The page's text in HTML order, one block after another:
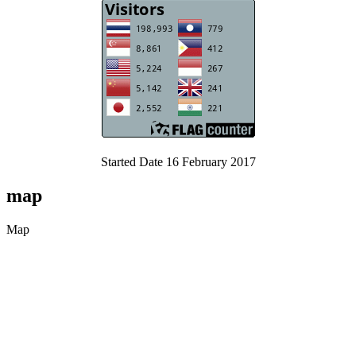
Started Date 16 February 2017
map
Map